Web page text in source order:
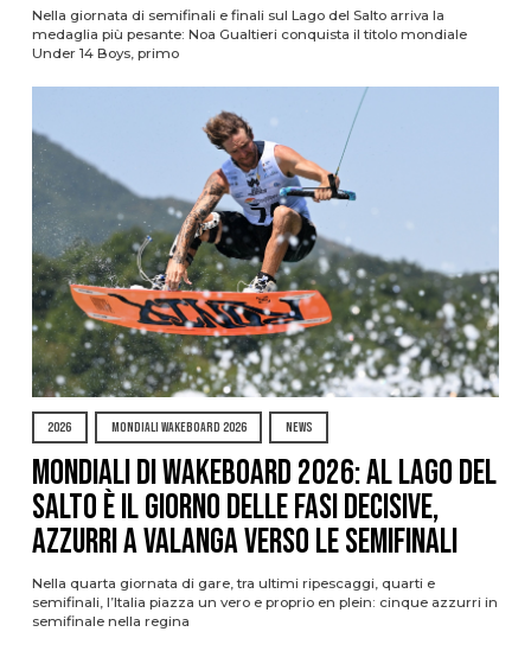
Nella giornata di semifinali e finali sul Lago del Salto arriva la
medaglia più pesante: Noa Gualtieri conquista il titolo mondiale
Under 14 Boys, primo
2026 MONDIALI WAKEBOARD 2026 NEWS
Mondiali di Wakeboard 2026: al Lago del
Salto è il giorno delle fasi decisive,
azzurri a valanga verso le semifinali
Nella quarta giornata di gare, tra ultimi ripescaggi, quarti e
semifinali, l’Italia piazza un vero e proprio en plein: cinque azzurri in
semifinale nella regina